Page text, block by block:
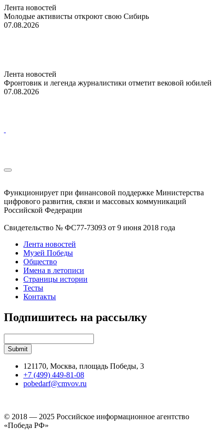
Лента новостей
Молодые активисты откроют свою Сибирь
07.08.2026
Лента новостей
Фронтовик и легенда журналистики отметит вековой юбилей
07.08.2026
Функционирует при финансовой поддержке Министерства
цифрового развития, связи и массовых коммуникаций
Российской Федерации
Свидетельство № ФС77-73093 от 9 июня 2018 года
Лента новостей
Музей Победы
Общество
Имена в летописи
Страницы истории
Тесты
Контакты
Подпишитесь на рассылку
121170, Москва, площадь Победы, 3
+7 (499) 449-81-08
pobedarf@cmvov.ru
© 2018 — 2025 Российское информационное агентство
«Победа РФ»